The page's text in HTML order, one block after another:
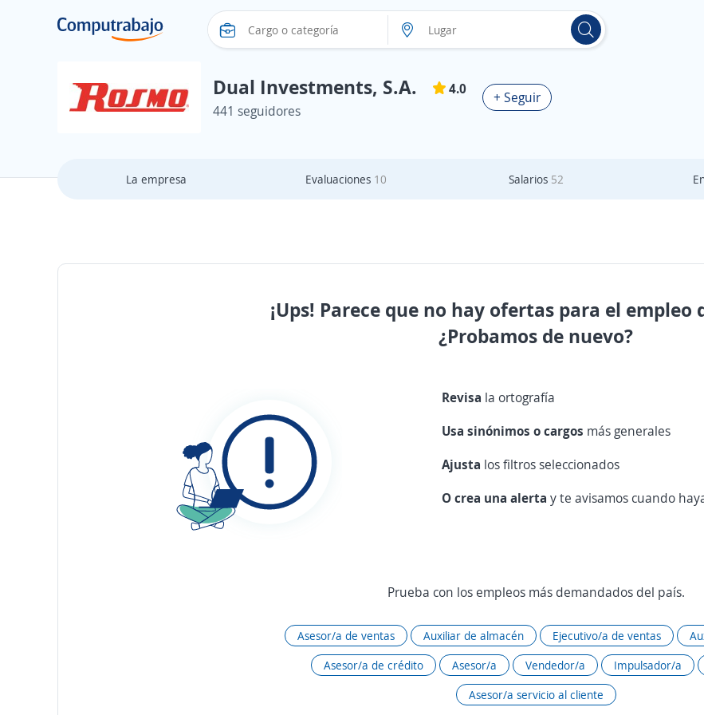
Dual Investments, S.A.
4.0
441 seguidores
+ Seguir
La empresa Evaluaciones 10 Salarios 52
¡Ups! Parece que no hay ofertas para el empleo
¿Probamos de nuevo?
Revisa la ortografía
Usa sinónimos o cargos más generales
Ajusta los filtros seleccionados
O crea una alertay te avisamos cuando
Prueba con los empleos más demandados del país.
Asesor/a de ventas Auxiliar de almacén Ejecutivo/a de ventas
Asesor/a de crédito
Asesor/a Vendedor/a Impulsador/a
Asesor/a servicio al cliente